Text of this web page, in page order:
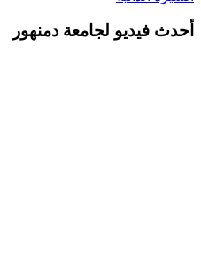
أحدث فيديو لجامعة دمنهور